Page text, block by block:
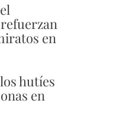
en
hutíes
en